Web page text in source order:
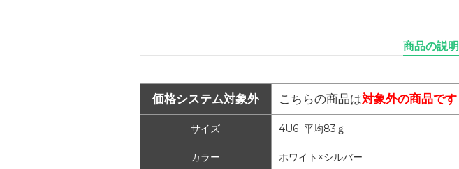
商品の説明
価格システム対象外 こちらの商品は対象外の商品です
サイズ 4U6 平均83ｇ
カラー ホワイト×シルバー